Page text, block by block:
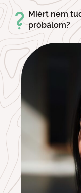
Miért nem
próbálom?